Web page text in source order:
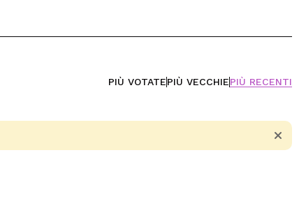
PIÙ VOTATEPIÙ VECCHIEPIÙ RECENTI